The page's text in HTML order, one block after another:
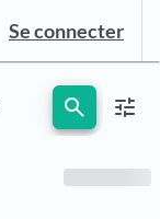
Se connecter
search tune